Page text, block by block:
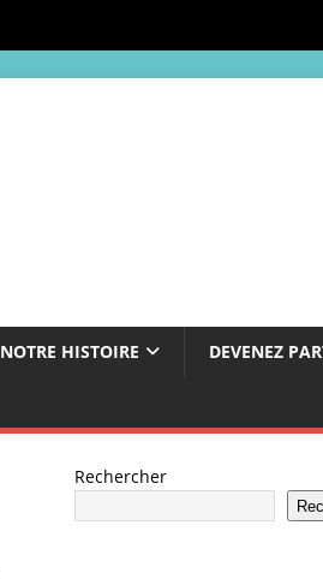
NOTRE HISTOIRE DEVENEZ
Rechercher